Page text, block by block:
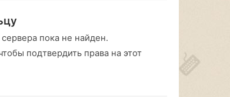
пока не найден.
подтвердить права на этот